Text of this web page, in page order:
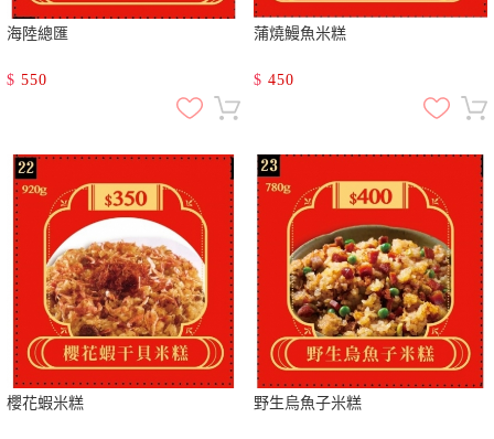
海陸總匯
$ 550
蒲燒鰻魚米糕
$ 450
櫻花蝦米糕 野生烏魚子米糕